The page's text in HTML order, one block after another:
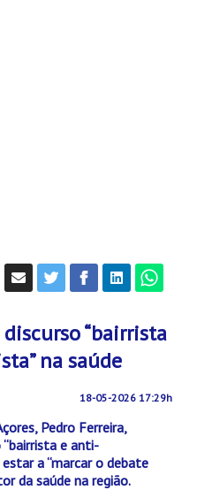
“bairrista
na saúde
18-05-2026 17:29h
Pedro Ferreira,
e anti-
a “marcar o debate
da saúde na região.